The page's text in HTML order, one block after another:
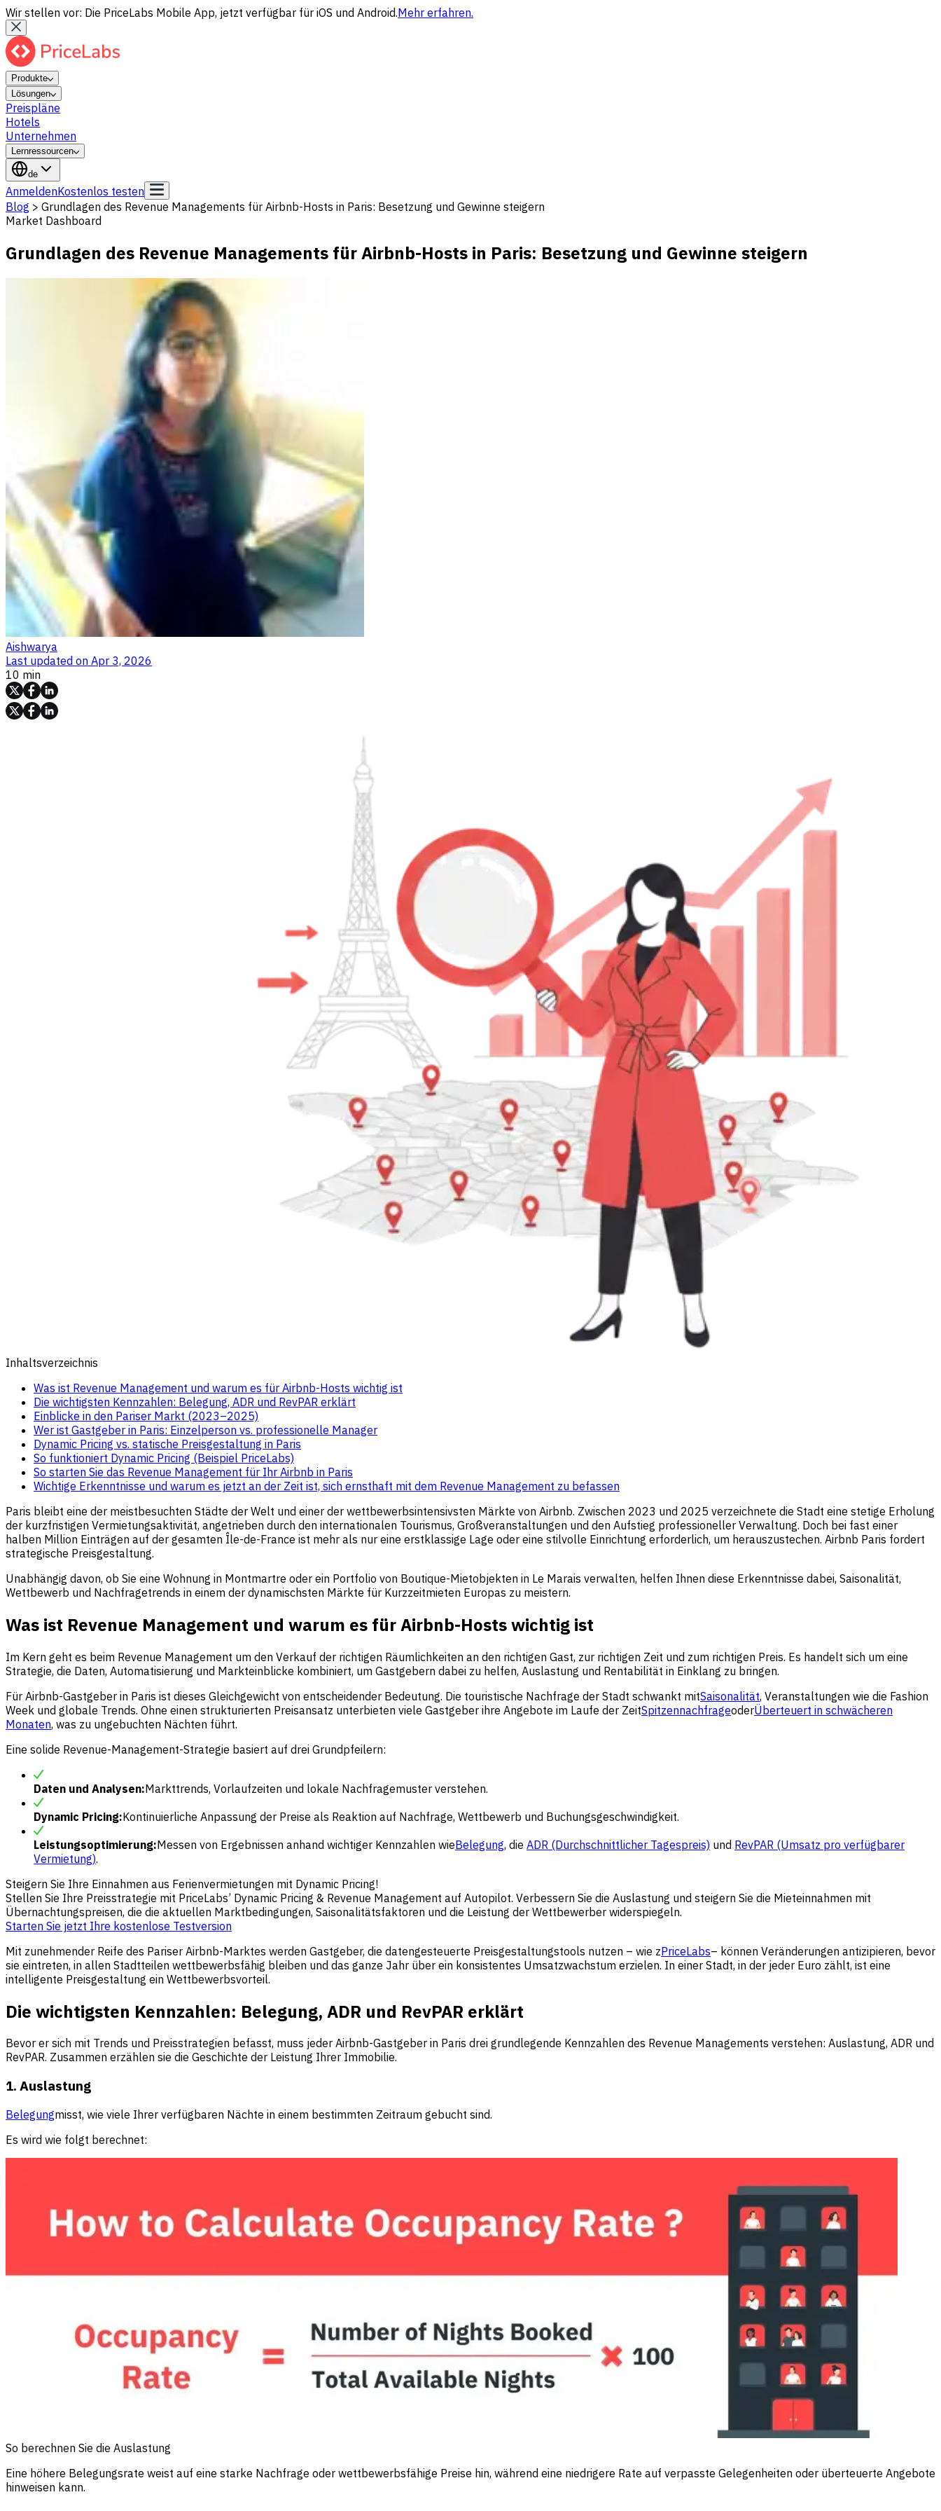
Wir stellen vor: Die PriceLabs Mobile App, jetzt verfügbar für iOS und Android.Mehr erfahren.
Produkte
Lösungen
Preispläne
Hotels
Unternehmen
Lernressourcen
de
AnmeldenKostenlos testen
Blog > Grundlagen des Revenue Managements für Airbnb-Hosts in Paris: Besetzung und Gewinne steigern
Market Dashboard
Grundlagen des Revenue Managements für Airbnb-Hosts in Paris: Besetzung und Gewinne steigern
Aishwarya
Last updated on Apr 3, 2026
10 min
Inhaltsverzeichnis
Was ist Revenue Management und warum es für Airbnb-Hosts wichtig ist
Die wichtigsten Kennzahlen: Belegung, ADR und RevPAR erklärt
Einblicke in den Pariser Markt (2023–2025)
Wer ist Gastgeber in Paris: Einzelperson vs. professionelle Manager
Dynamic Pricing vs. statische Preisgestaltung in Paris
So funktioniert Dynamic Pricing (Beispiel PriceLabs)
So starten Sie das Revenue Management für Ihr Airbnb in Paris
Wichtige Erkenntnisse und warum es jetzt an der Zeit ist, sich ernsthaft mit dem Revenue Management zu befassen
Paris bleibt eine der meistbesuchten Städte der Welt und einer der wettbewerbsintensivsten Märkte von Airbnb. Zwischen 2023 und 2025 verzeichnete die Stadt eine stetige Erholung
der kurzfristigen Vermietungsaktivität, angetrieben durch den internationalen Tourismus, Großveranstaltungen und den Aufstieg professioneller Verwaltung. Doch bei fast einer
halben Million Einträgen auf der gesamten Île-de-France ist mehr als nur eine erstklassige Lage oder eine stilvolle Einrichtung erforderlich, um herauszustechen. Airbnb Paris fordert
strategische Preisgestaltung.
Unabhängig davon, ob Sie eine Wohnung in Montmartre oder ein Portfolio von Boutique-Mietobjekten in Le Marais verwalten, helfen Ihnen diese Erkenntnisse dabei, Saisonalität,
Wettbewerb und Nachfragetrends in einem der dynamischsten Märkte für Kurzzeitmieten Europas zu meistern.
Was ist Revenue Management und warum es für Airbnb-Hosts wichtig ist
Im Kern geht es beim Revenue Management um den Verkauf der richtigen Räumlichkeiten an den richtigen Gast, zur richtigen Zeit und zum richtigen Preis. Es handelt sich um eine
Strategie, die Daten, Automatisierung und Markteinblicke kombiniert, um Gastgebern dabei zu helfen, Auslastung und Rentabilität in Einklang zu bringen.
Für Airbnb-Gastgeber in Paris ist dieses Gleichgewicht von entscheidender Bedeutung. Die touristische Nachfrage der Stadt schwankt mitSaisonalität, Veranstaltungen wie die Fashion
Week und globale Trends. Ohne einen strukturierten Preisansatz unterbieten viele Gastgeber ihre Angebote im Laufe der ZeitSpitzennachfrageoderÜberteuert in schwächeren
Monaten, was zu ungebuchten Nächten führt.
Eine solide Revenue-Management-Strategie basiert auf drei Grundpfeilern:
Daten und Analysen:Markttrends, Vorlaufzeiten und lokale Nachfragemuster verstehen.
Dynamic Pricing:Kontinuierliche Anpassung der Preise als Reaktion auf Nachfrage, Wettbewerb und Buchungsgeschwindigkeit.
Leistungsoptimierung:Messen von Ergebnissen anhand wichtiger Kennzahlen wieBelegung, die ADR (Durchschnittlicher Tagespreis) und RevPAR (Umsatz pro verfügbarer
Vermietung).
Steigern Sie Ihre Einnahmen aus Ferienvermietungen mit Dynamic Pricing!
Stellen Sie Ihre Preisstrategie mit PriceLabs’ Dynamic Pricing & Revenue Management auf Autopilot. Verbessern Sie die Auslastung und steigern Sie die Mieteinnahmen mit
Übernachtungspreisen, die die aktuellen Marktbedingungen, Saisonalitätsfaktoren und die Leistung der Wettbewerber widerspiegeln.
Starten Sie jetzt Ihre kostenlose Testversion
Mit zunehmender Reife des Pariser Airbnb-Marktes werden Gastgeber, die datengesteuerte Preisgestaltungstools nutzen – wie zPriceLabs– können Veränderungen antizipieren, bevor
sie eintreten, in allen Stadtteilen wettbewerbsfähig bleiben und das ganze Jahr über ein konsistentes Umsatzwachstum erzielen. In einer Stadt, in der jeder Euro zählt, ist eine
intelligente Preisgestaltung ein Wettbewerbsvorteil.
Die wichtigsten Kennzahlen: Belegung, ADR und RevPAR erklärt
Bevor er sich mit Trends und Preisstrategien befasst, muss jeder Airbnb-Gastgeber in Paris drei grundlegende Kennzahlen des Revenue Managements verstehen: Auslastung, ADR und
RevPAR. Zusammen erzählen sie die Geschichte der Leistung Ihrer Immobilie.
1. Auslastung
Belegungmisst, wie viele Ihrer verfügbaren Nächte in einem bestimmten Zeitraum gebucht sind.
Es wird wie folgt berechnet:
So berechnen Sie die Auslastung
Eine höhere Belegungsrate weist auf eine starke Nachfrage oder wettbewerbsfähige Preise hin, während eine niedrigere Rate auf verpasste Gelegenheiten oder überteuerte Angebote
hinweisen kann.